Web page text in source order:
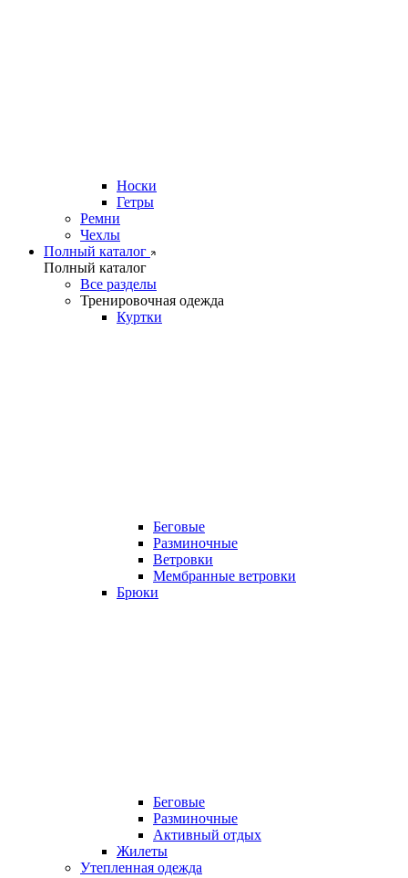
Носки
Гетры
Ремни
Чехлы
Полный каталог
Полный каталог
Все разделы
Тренировочная одежда
Куртки
Беговые
Разминочные
Ветровки
Мембранные ветровки
Брюки
Беговые
Разминочные
Активный отдых
Жилеты
Утепленная одежда